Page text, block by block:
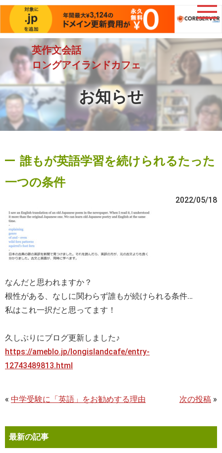
英作文会話
ロングアイランドカフェ
お知らせ
誰もが英語学習を続けられるたった
一つの条件
2022/05/18
なんだと思われますか？
根性がある、なしに関わらず誰もが続けられる条件…
私はこれ一択だと思ってます！
久しぶりにブログ更新しました♪
https://ameblo.jp/longislandcafe/entry-
12743489813.html
« 中学受験に「英語」をお勧めする理由 次の投稿 »
最新の記事